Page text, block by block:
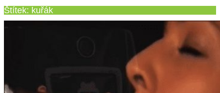
Štítek: kuřák